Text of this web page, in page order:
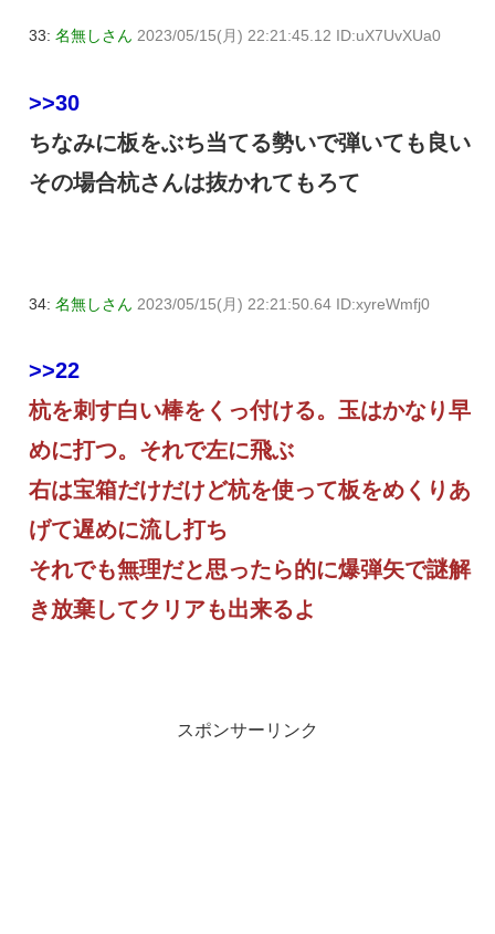
33: 名無しさん 2023/05/15(月) 22:21:45.12 ID:uX7UvXUa0
>>30
ちなみに板をぶち当てる勢いで弾いても良い
その場合杭さんは抜かれてもろて
34: 名無しさん 2023/05/15(月) 22:21:50.64 ID:xyreWmfj0
>>22
杭を刺す白い棒をくっ付ける。玉はかなり早
めに打つ。それで左に飛ぶ
右は宝箱だけだけど杭を使って板をめくりあ
げて遅めに流し打ち
それでも無理だと思ったら的に爆弾矢で謎解
き放棄してクリアも出来るよ
スポンサーリンク